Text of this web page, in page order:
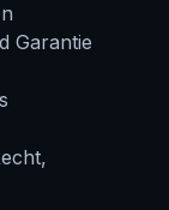
Garantie